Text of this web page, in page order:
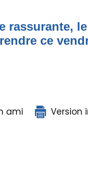
rassurante,
ce
ami Version